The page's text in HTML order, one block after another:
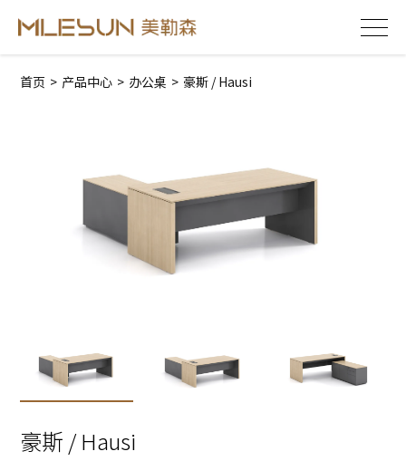
首页 > 产品中心 > 办公桌 > 豪斯 / Hausi
豪斯 / Hausi